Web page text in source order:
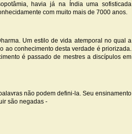
havia já na Índia uma sofisticada
com muito mais de 7000 anos.
Um estilo de vida atemporal no qual a
ao conhecimento desta verdade é priorizada.
é passado de mestres a discípulos em
não podem defini-la. Seu ensinamento
são negadas -